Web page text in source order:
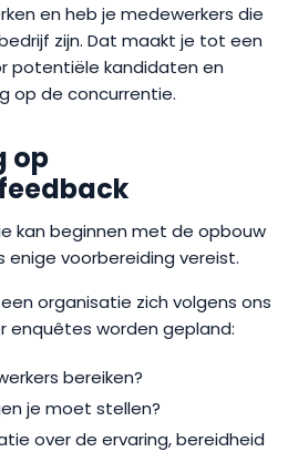
en heb je medewerkers die
zijn. Dat maakt je tot een
potentiële kandidaten en
op de concurrentie.
op
kan beginnen met de opbouw
enige voorbereiding vereist.
organisatie zich volgens ons
worden gepland:
bereiken?
je moet stellen?
over de ervaring, bereidheid